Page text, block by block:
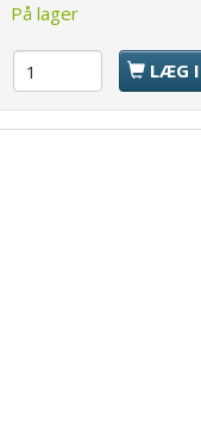
På lager
LÆG I